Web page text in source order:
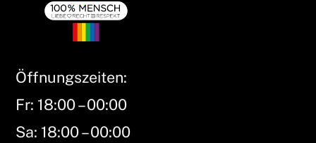
Öffnungszeiten:
Fr: 18:00 – 00:00
Sa: 18:00 – 00:00